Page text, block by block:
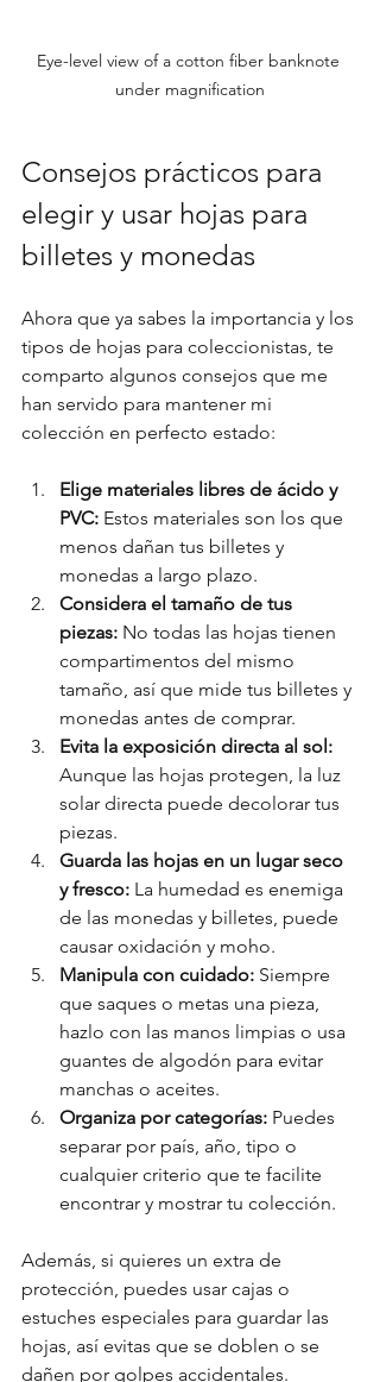
Eye-level view of a cotton fiber banknote
under magnification
Consejos prácticos para
elegir y usar hojas para
billetes y monedas
Ahora que ya sabes la importancia y los
tipos de hojas para coleccionistas, te
comparto algunos consejos que me
han servido para mantener mi
colección en perfecto estado:
Elige materiales libres de ácido y
PVC: Estos materiales son los que
menos dañan tus billetes y
monedas a largo plazo.
Considera el tamaño de tus
piezas: No todas las hojas tienen
compartimentos del mismo
tamaño, así que mide tus billetes y
monedas antes de comprar.
Evita la exposición directa al sol:
Aunque las hojas protegen, la luz
solar directa puede decolorar tus
piezas.
Guarda las hojas en un lugar seco
y fresco: La humedad es enemiga
de las monedas y billetes, puede
causar oxidación y moho.
Manipula con cuidado: Siempre
que saques o metas una pieza,
hazlo con las manos limpias o usa
guantes de algodón para evitar
manchas o aceites.
Organiza por categorías: Puedes
separar por país, año, tipo o
cualquier criterio que te facilite
encontrar y mostrar tu colección.
Además, si quieres un extra de
protección, puedes usar cajas o
estuches especiales para guardar las
hojas, así evitas que se doblen o se
dañen por golpes accidentales.